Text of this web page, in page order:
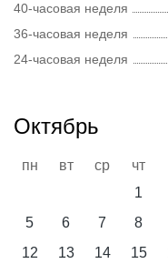
40-часовая неделя
36-часовая неделя
24-часовая неделя
Октябрь
пн вт ср чт
1
5
6 7 8
12
13 14 15